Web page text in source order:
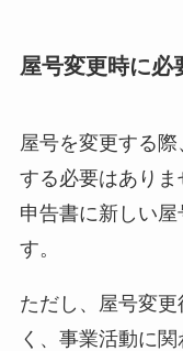
屋号変更時に必
屋号を変更する
する必要はあり
申告書に新しい
す。
ただし、屋号変
く、事業活動に